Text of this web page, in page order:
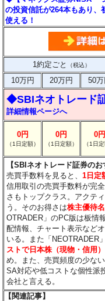
の投資信託が264本もあり
使える！
1約定ごと （税込）
10万円
20万円 50万
◆SBIネオトレード
詳細情報ページへ
0円
（1日定額）
0円
（1日定額）
0円
（1日定
【SBIネオトレード証券のお
売買手数料を見ると、1日定
信用取引の売買手数料が完
さもトップクラス。アクテ
う。そのお得さは株主優待
OTRADER」のPC版は板情
配情報、チャート表示など
いる。また「NEOTRADER
ストで日本株（現物・信用
め。また、売買頻度の少な
SA対応や低コストな個性派
会社と言える。
【関連記事】